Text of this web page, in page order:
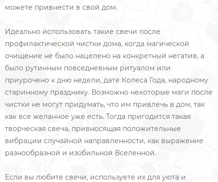
можете привнести в свой дом.
Идеально использовать такие свечи после
профилактической чистки дома, когда магической
очищение не было нацелено на конкретный негатив, а
было рутинным повседневным ритуалом или
приурочено к дню недели, дате Колеса Года, народному
старинному празднику. Возможно некоторые маги после
чистки не могут придумать, что им привлечь в дом, так
как все желанное уже есть. Тогда пригодится такая
творческая свеча, привносящая положительные
вибрации случайной направленности, как выражение
разнообразной и изобильной Вселенной.
Если вы любите свечи, используете их для уюта и